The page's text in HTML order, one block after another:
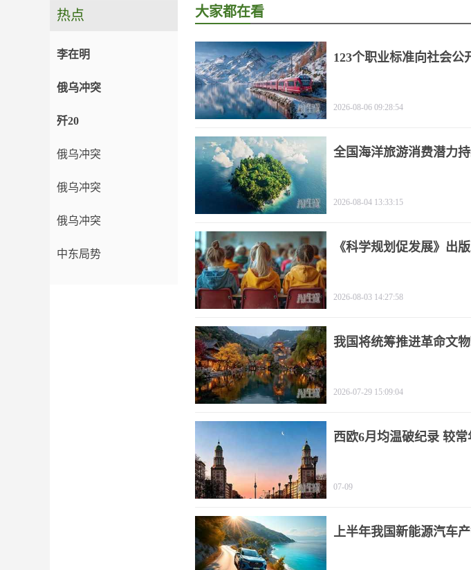
热点
李在明
俄乌冲突
歼20
俄乌冲突
俄乌冲突
俄乌冲突
中东局势
大家都在看
123个职业标准向社会公
2026-08-06 09:28:54
全国海洋旅游消费潜力
2026-08-04 13:33:15
《科学规划促发展》出
2026-08-03 14:27:58
我国将统筹推进革命文
2026-07-29 15:09:04
西欧6月均温破纪录 较
07-09
上半年我国新能源汽车